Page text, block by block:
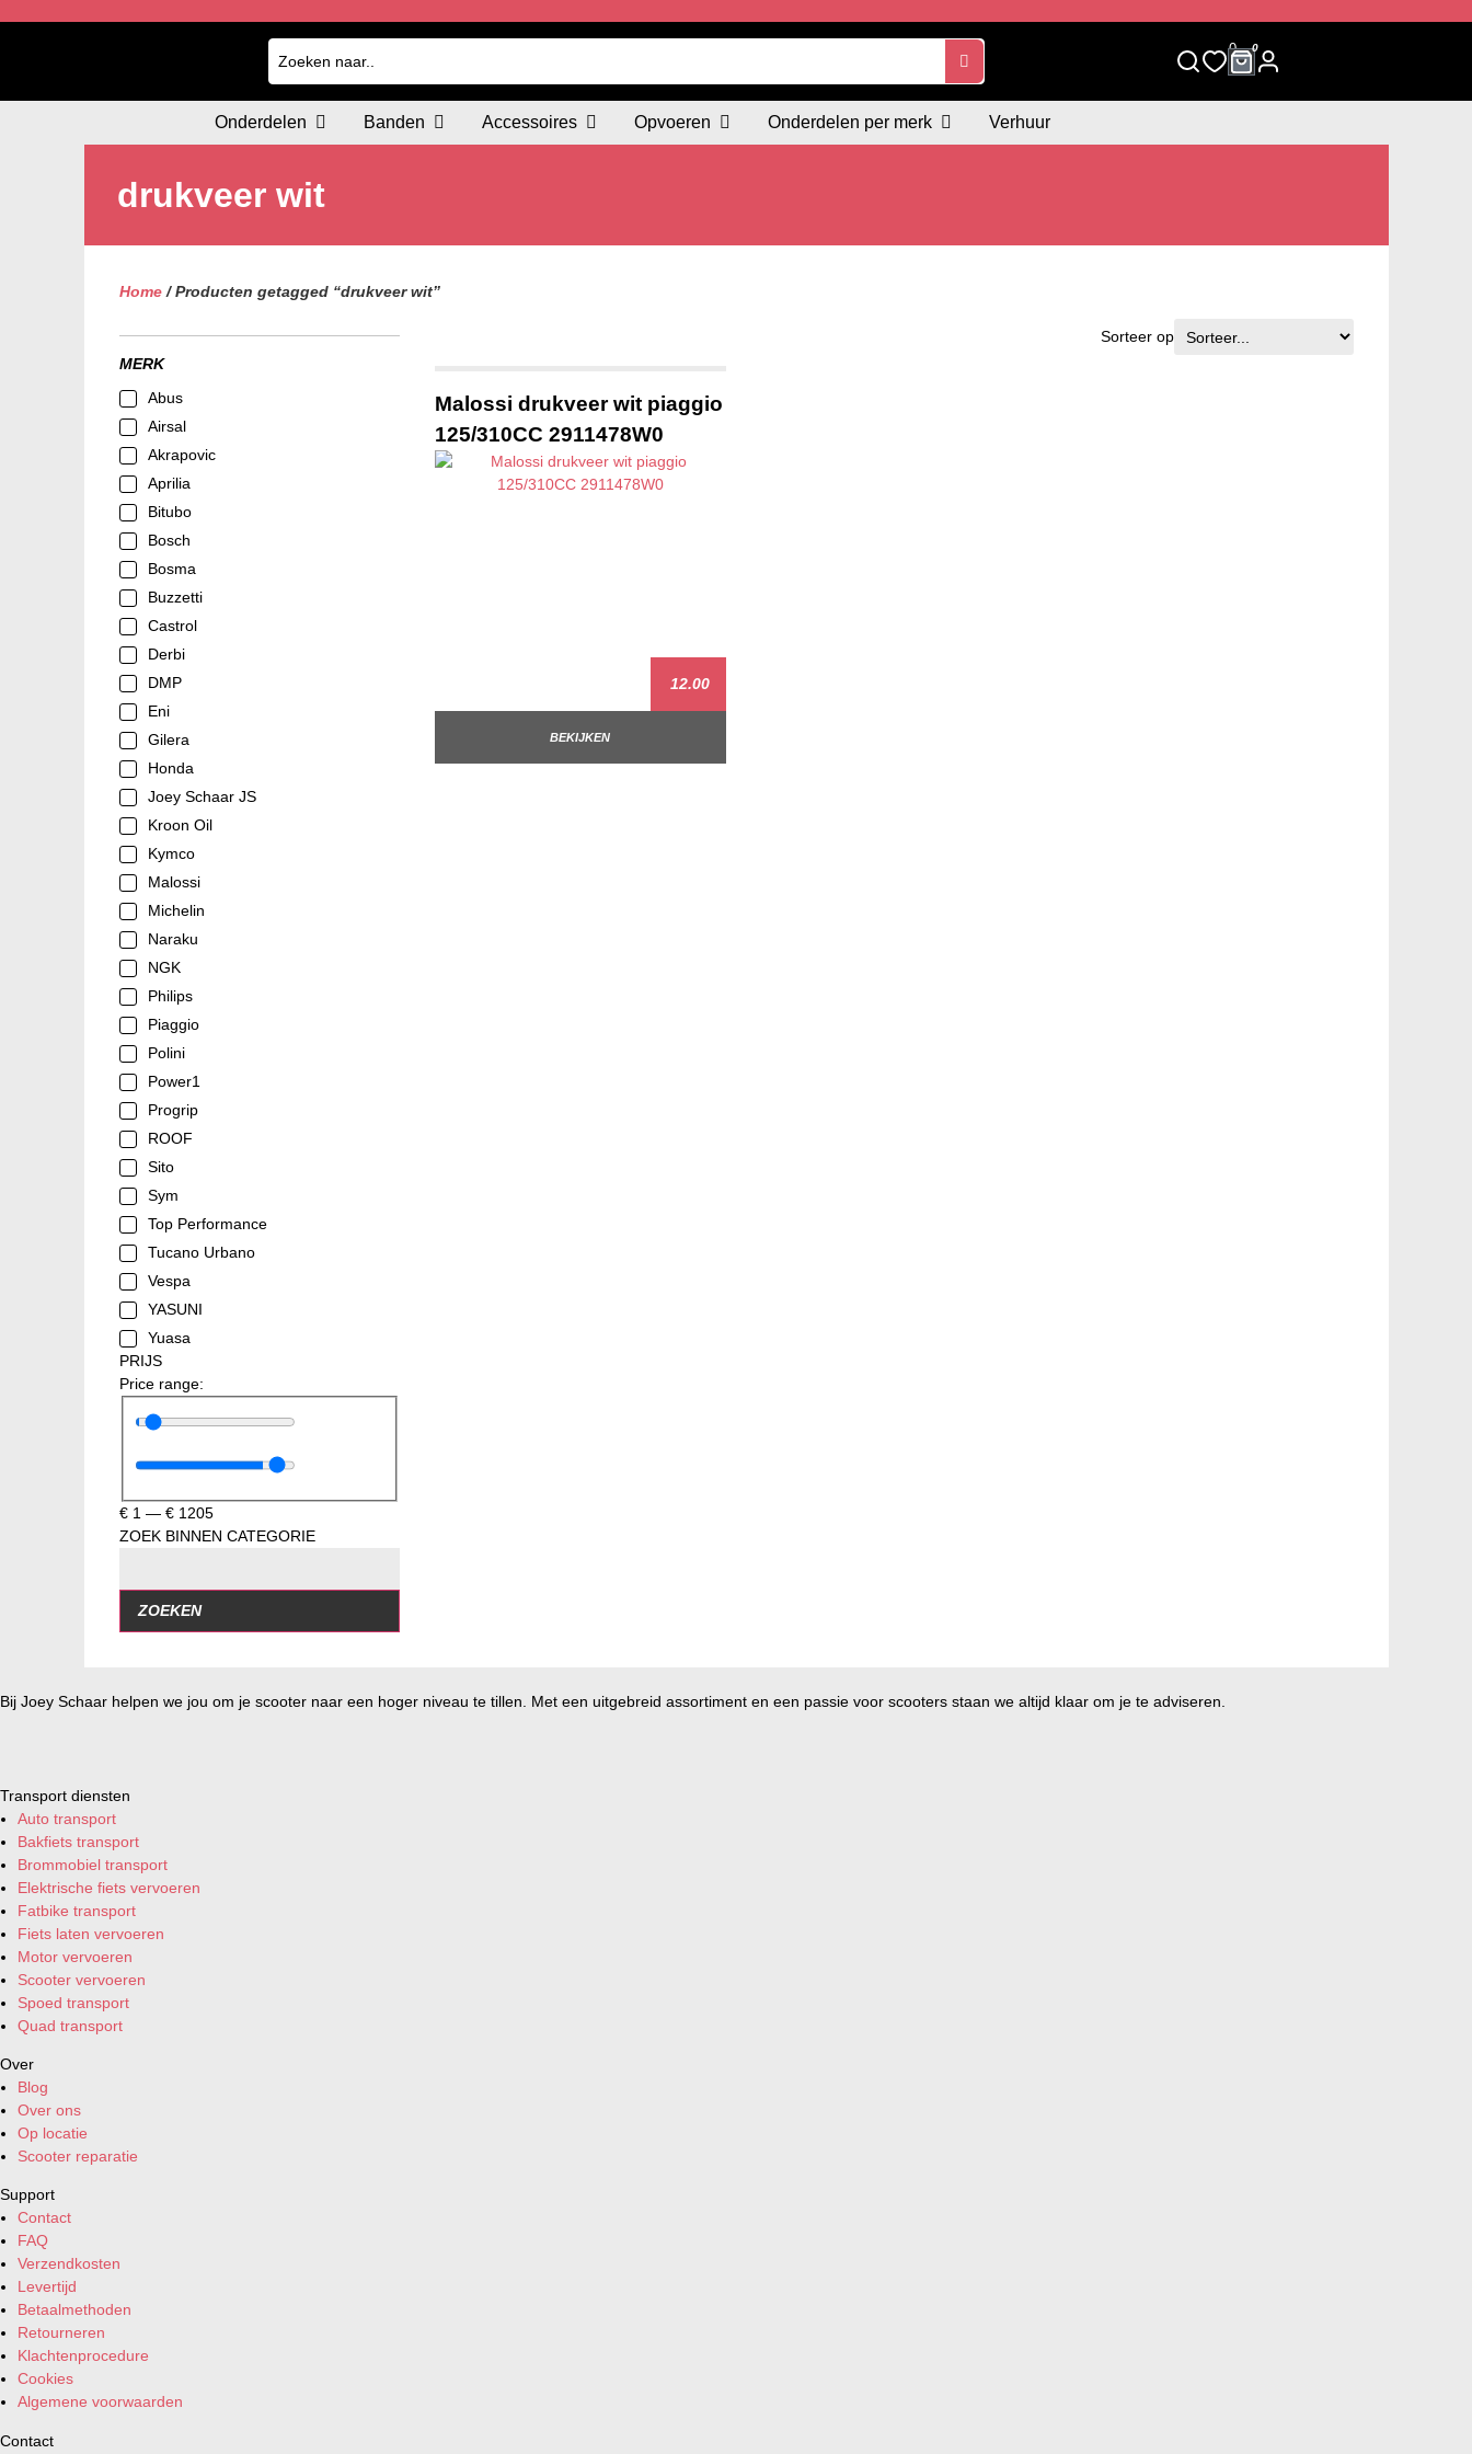
0 0
Onderdelen Banden Accessoires Opvoeren Onderdelen per merk Verhuur
drukveer wit
Home/ Producten getagged “drukveer wit”
MERK
Abus
Airsal
Akrapovic
Aprilia
Bitubo
Bosch
Bosma
Buzzetti
Castrol
Derbi
DMP
Eni
Gilera
Honda
Joey Schaar JS
Kroon Oil
Kymco
Malossi
Michelin
Naraku
NGK
Philips
Piaggio
Polini
Power1
Progrip
ROOF
Sito
Sym
Top Performance
Tucano Urbano
Vespa
YASUNI
Yuasa
PRIJS
Price range:
€ 1 — € 1205
ZOEK BINNEN CATEGORIE
ZOEKEN
Sorteer op
Malossi drukveer wit piaggio
125/310CC 2911478W0
12.00
BEKIJKEN
Bij Joey Schaar helpen we jou om je scooter naar een hoger niveau te tillen. Met een uitgebreid assortiment en een passie voor scooters staan we altijd klaar om je te adviseren.
Transport diensten
Auto transport
Bakfiets transport
Brommobiel transport
Elektrische fiets vervoeren
Fatbike transport
Fiets laten vervoeren
Motor vervoeren
Scooter vervoeren
Spoed transport
Quad transport
Over
Blog
Over ons
Op locatie
Scooter reparatie
Support
Contact
FAQ
Verzendkosten
Levertijd
Betaalmethoden
Retourneren
Klachtenprocedure
Cookies
Algemene voorwaarden
Contact